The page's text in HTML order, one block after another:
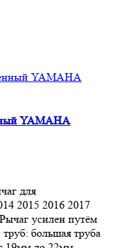
YAMAHA
для
2015 2016 2017
усилен путём
большая труба